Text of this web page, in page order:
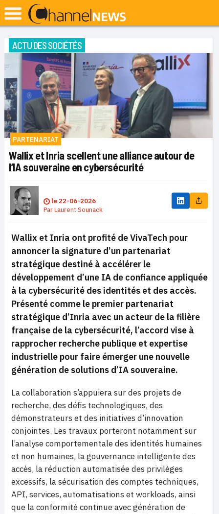
ACTU DES SOCIÉTÉS
PARTENARIAT
Wallix et Inria scellent une alliance autour de
l’IA souveraine en cybersécurité
le 22-06-2026
ParLaurent Sounack
Wallix et Inria ont profité de VivaTech pour
annoncer la signature d’un partenariat
stratégique destiné à accélérer le
développement d’une IA de confiance appliquée
à la cybersécurité des identités et des accès.
Présenté comme le premier partenariat
stratégique d’Inria avec un acteur de la filière
française de la cybersécurité, l’accord vise à
rapprocher recherche publique et expertise
industrielle pour faire émerger une nouvelle
génération de solutions d’IA souveraine.
La collaboration s’appuiera sur des projets de
recherche, des défis technologiques, des
démonstrateurs et des initiatives d’innovation
conjointes. Les travaux porteront notamment sur
l’analyse comportementale des identités humaines
et non humaines, la gouvernance intelligente des
accès, la réduction automatisée des privilèges
excessifs, la sécurisation des comptes techniques,
API, services, automatisations et workloads, ainsi
que la conformité continue avec génération de